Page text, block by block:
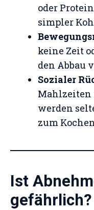
oder
simpler
keine Zeit
den Abbau
Sozialer
Mahlzeiten
werden
zum
Ist
gefährlich?